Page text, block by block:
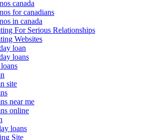
canada
for canadians
in canada
For Serious Relationships
Websites
loan
loans
site
near me
online
loans
Site